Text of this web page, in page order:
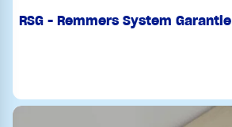
RSG - Remmers System Garantie